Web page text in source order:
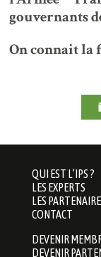
gouvernants
On connait la
QUI EST L’IPS ?
LES EXPERTS
LES
CONTACT
DEVENIR
DEVENIR